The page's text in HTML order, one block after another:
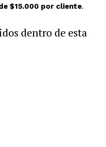
$15.000 por cliente.
dentro de esta